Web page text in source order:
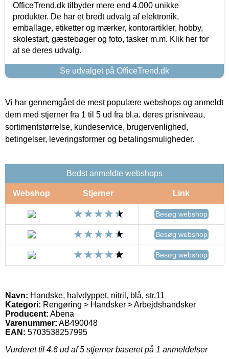
OfficeTrend.dk tilbyder mere end 4.000 unikke
produkter. De har et bredt udvalg af elektronik,
emballage, etiketter og mærker, kontorartikler, hobby,
skolestart, gæstebøger og foto, tasker m.m. Klik her for
at se deres udvalg.
Se udvalget på OfficeTrend.dk
Vi har gennemgået de mest populære webshops og anmeldt
dem med stjerner fra 1 til 5 ud fra bl.a. deres prisniveau,
sortimentstørrelse, kundeservice, brugervenlighed,
betingelser, leveringsformer og betalingsmuligheder.
Bedst anmeldte webshops
Webshop Stjerner Link
Besøg webshop
Besøg webshop
Besøg webshop
Navn: Handske, halvdyppet, nitril, blå, str.11
Kategori: Rengøring > Handsker > Arbejdshandsker
Producent: Abena
Varenummer: AB490048
EAN: 5703538257995
Vurderet til 4.6 ud af 5 stjerner baseret på 1 anmeldelser